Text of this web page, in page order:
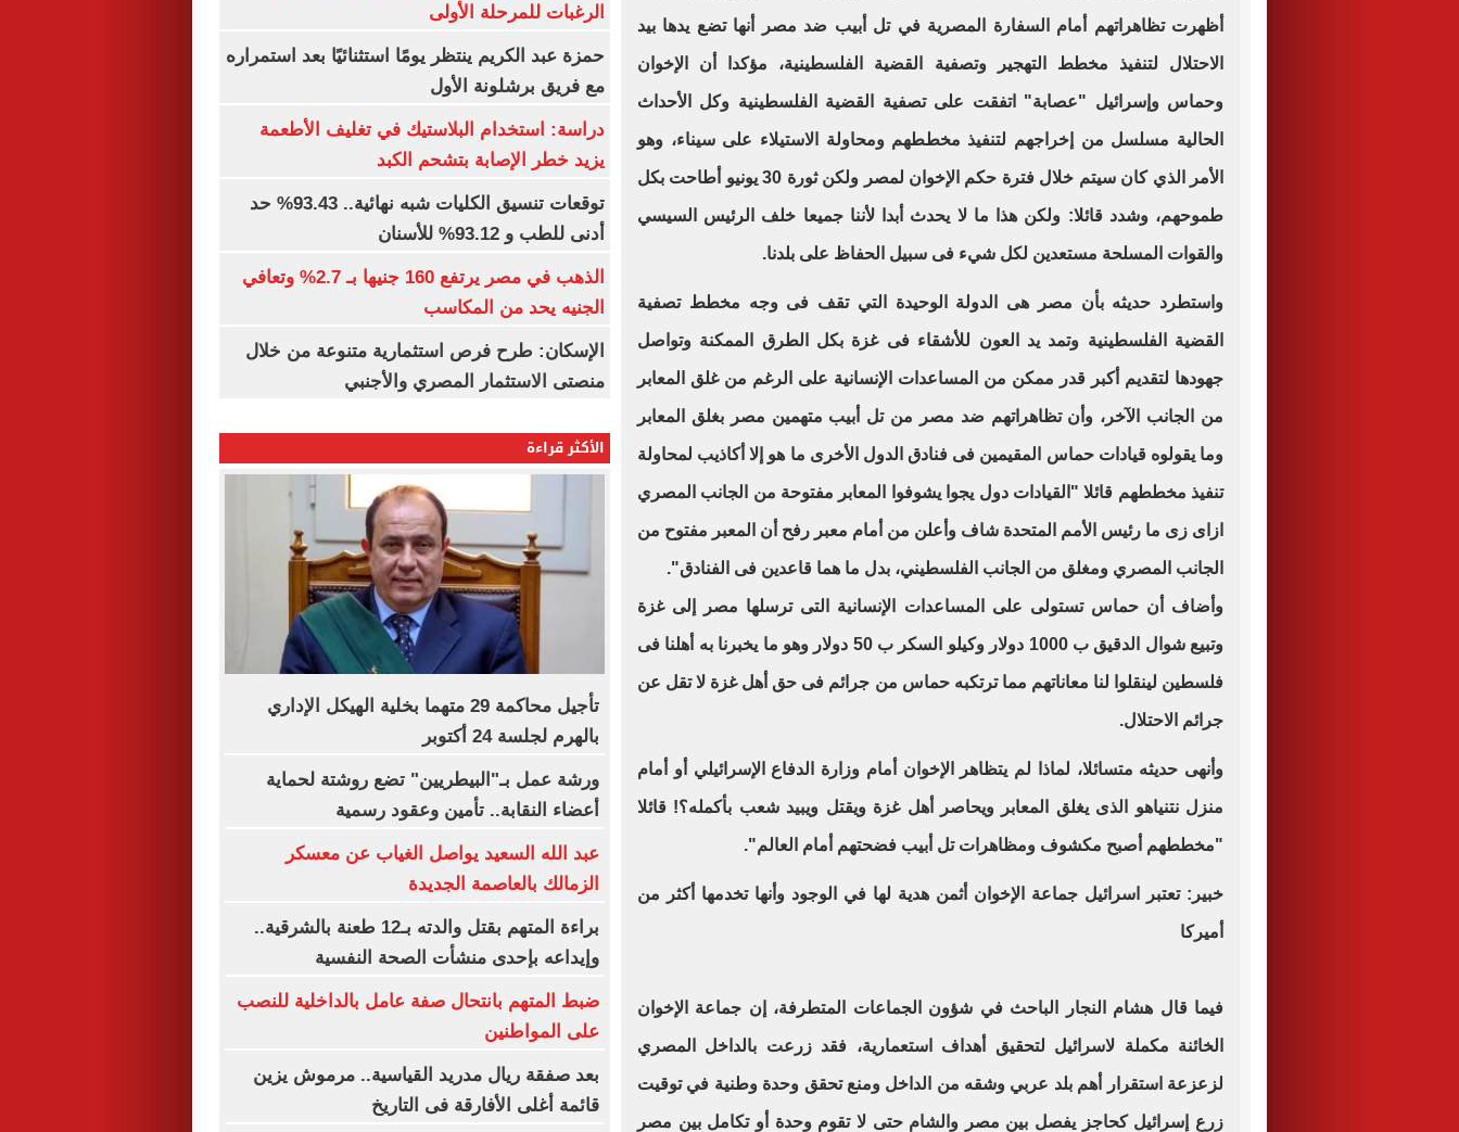
أظهرت تظاهراتهم أمام السفارة المصرية في تل أبيب ضد مصر أنها تضع يدها بيد
الاحتلال لتنفيذ مخطط التهجير وتصفية القضية الفلسطينية، مؤكدا أن الإخوان
وحماس وإسرائيل "عصابة" اتفقت على تصفية القضية الفلسطينية وكل الأحداث
الحالية مسلسل من إخراجهم لتنفيذ مخططهم ومحاولة الاستيلاء على سيناء، وهو
الأمر الذي كان سيتم خلال فترة حكم الإخوان لمصر ولكن ثورة 30 يونيو أطاحت بكل
طموحهم، وشدد قائلا: ولكن هذا ما لا يحدث أبدا لأننا جميعا خلف الرئيس السيسي
والقوات المسلحة مستعدين لكل شيء فى سبيل الحفاظ على بلدنا.
واستطرد حديثه بأن مصر هى الدولة الوحيدة التي تقف فى وجه مخطط تصفية
القضية الفلسطينية وتمد يد العون للأشقاء فى غزة بكل الطرق الممكنة وتواصل
جهودها لتقديم أكبر قدر ممكن من المساعدات الإنسانية على الرغم من غلق المعابر
من الجانب الآخر، وأن تظاهراتهم ضد مصر من تل أبيب متهمين مصر بغلق المعابر
وما يقولوه قيادات حماس المقيمين فى فنادق الدول الأخرى ما هو إلا أكاذيب لمحاولة
تنفيذ مخططهم قائلا "القيادات دول يجوا يشوفوا المعابر مفتوحة من الجانب المصري
ازاى زى ما رئيس الأمم المتحدة شاف وأعلن من أمام معبر رفح أن المعبر مفتوح من
الجانب المصري ومغلق من الجانب الفلسطيني، بدل ما هما قاعدين فى الفنادق".
وأضاف أن حماس تستولى على المساعدات الإنسانية التى ترسلها مصر إلى غزة
وتبيع شوال الدقيق ب 1000 دولار وكيلو السكر ب 50 دولار وهو ما يخبرنا به أهلنا فى
فلسطين لينقلوا لنا معاناتهم مما ترتكبه حماس من جرائم فى حق أهل غزة لا تقل عن
جرائم الاحتلال.
وأنهى حديثه متسائلا، لماذا لم يتظاهر الإخوان أمام وزارة الدفاع الإسرائيلي أو أمام
منزل نتنياهو الذى يغلق المعابر ويحاصر أهل غزة ويقتل ويبيد شعب بأكمله؟! قائلا
"مخططهم أصبح مكشوف ومظاهرات تل أبيب فضحتهم أمام العالم".
خبير: تعتبر اسرائيل جماعة الإخوان أثمن هدية لها في الوجود وأنها تخدمها أكثر من
أميركا
فيما قال هشام النجار الباحث في شؤون الجماعات المتطرفة، إن جماعة الإخوان
الخائنة مكملة لاسرائيل لتحقيق أهداف استعمارية، فقد زرعت بالداخل المصري
لزعزعة استقرار أهم بلد عربي وشقه من الداخل ومنع تحقق وحدة وطنية في توقيت
زرع إسرائيل كحاجز يفصل بين مصر والشام حتى لا تقوم وحدة أو تكامل بين مصر
الرغبات للمرحلة الأولى
حمزة عبد الكريم ينتظر يومًا استثنائيًا بعد استمراره
مع فريق برشلونة الأول
دراسة: استخدام البلاستيك في تغليف الأطعمة
يزيد خطر الإصابة بتشحم الكبد
توقعات تنسيق الكليات شبه نهائية.. 93.43% حد
أدنى للطب و 93.12% للأسنان
الذهب في مصر يرتفع 160 جنيها بـ 2.7% وتعافي
الجنيه يحد من المكاسب
الإسكان: طرح فرص استثمارية متنوعة من خلال
منصتى الاستثمار المصري والأجنبي
الأكثر قراءة
تأجيل محاكمة 29 متهما بخلية الهيكل الإداري
بالهرم لجلسة 24 أكتوبر
ورشة عمل بـ"البيطريين" تضع روشتة لحماية
أعضاء النقابة.. تأمين وعقود رسمية
عبد الله السعيد يواصل الغياب عن معسكر
الزمالك بالعاصمة الجديدة
براءة المتهم بقتل والدته بـ12 طعنة بالشرقية..
وإيداعه بإحدى منشأت الصحة النفسية
ضبط المتهم بانتحال صفة عامل بالداخلية للنصب
على المواطنين
بعد صفقة ريال مدريد القياسية.. مرموش يزين
قائمة أغلى الأفارقة فى التاريخ